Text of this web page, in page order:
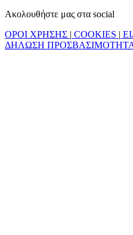
Ακολουθήστε μας στα social
ΟΡΟΙ ΧΡΗΣΗΣ | COOKIES |
ΔΗΛΩΣΗ